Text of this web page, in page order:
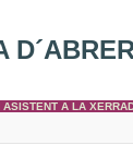
A LA